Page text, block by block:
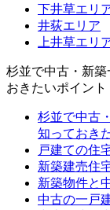
下井草エリ
井荻エリア
上井草エリ
杉並で中古・新
おきたいポイント
杉並で中古
知っておき
戸建ての住
新築建売住
新築物件と
中古の一戸